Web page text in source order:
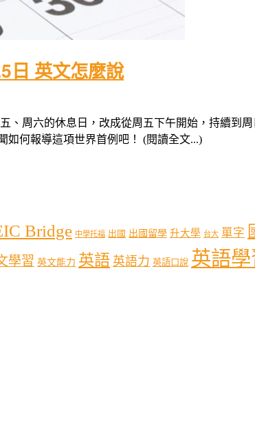
日 英文怎麼說
、周六的休息日，改成從周五下午開始，持續到
如何報導這項世界首例吧！ (閱讀全文...)
Bridge 中學托福 出國 出國留學 升大學 台大 單字
學習 英文能力 英語 英語力 英語口說 英語學